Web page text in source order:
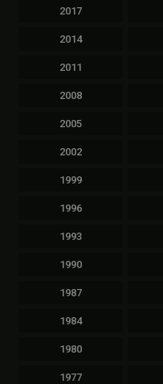
2017
2014
2011
2008
2005
2002
1999
1996
1993
1990
1987
1984
1980
1977